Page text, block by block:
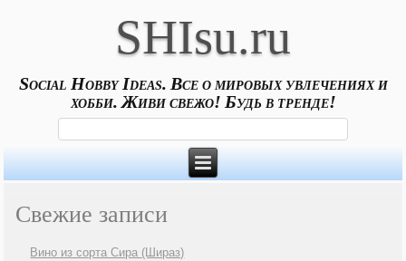
SHIsu.ru
Social Hobby Ideas. Все о мировых увлечениях и
хобби. Живи свежо! Будь в тренде!
Свежие записи
Вино из сорта Сира (Шираз)